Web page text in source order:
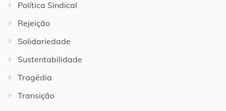
Política Sindical
Rejeição
Solidariedade
Sustentabilidade
Tragédia
Transição